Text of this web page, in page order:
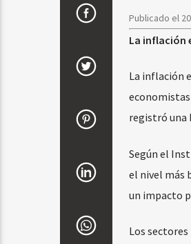
Publicado el
La inflación
La inflación
economistas
registró una
Según el
el nivel más
un impacto
Los